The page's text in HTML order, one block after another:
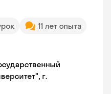
11 лет опыта
г.